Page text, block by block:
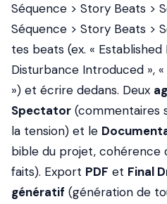
Séquence > Story Beats >
Séquence > Story Beats >
tes beats (ex. « Established
Disturbance Introduced »,
») et écrire dedans. Deux
Spectator (commentaires
la tension) et le
bible du projet, cohérence
faits). Export PDF et Final
génératif (génération de